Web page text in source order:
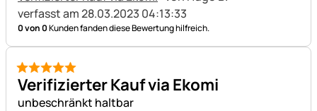
verfasst am 28.03.2023 04:13:33
0 von 0Kunden fanden diese Bewertung hilfreich.
5 von 5
Verifizierter Kauf via Ekomi
unbeschränkt haltbar